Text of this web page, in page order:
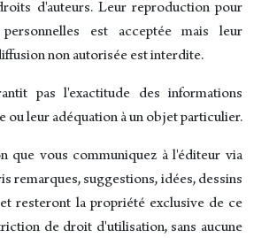
d'auteurs. Leur reproduction pour
est acceptée mais leur
non autorisée est interdite.
pas l'exactitude des informations
ou leur adéquation à un objet particulier.
que vous communiquez à l'éditeur via
remarques, suggestions, idées, dessins
resteront la propriété exclusive de ce
de droit d'utilisation, sans aucune